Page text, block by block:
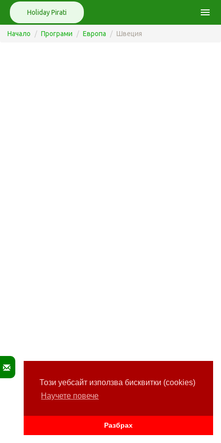
Този уебсайт използва бисквитки (cookies)
Научете повече
Разбрах
Holiday Pirati menu
Начало Програми Европа Швеция